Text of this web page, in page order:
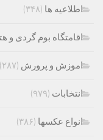
اطلاعیه ها (۳۴۸)
اقامتگاه بوم گردی و
اموزش و پرورش (۲۸۷)
انتخابات (۹۷۹)
انواع عکسها (۳۸۶)